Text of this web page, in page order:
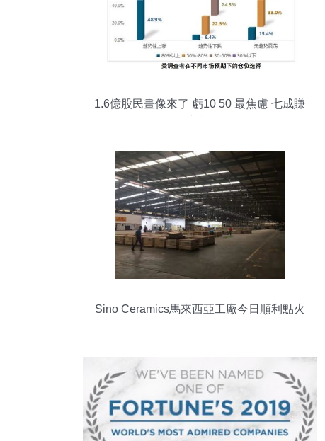
1.6億股民畫像來了 虧10 50 最焦慮 七成賺
Sino Ceramics馬來西亞工廠今日順利點火